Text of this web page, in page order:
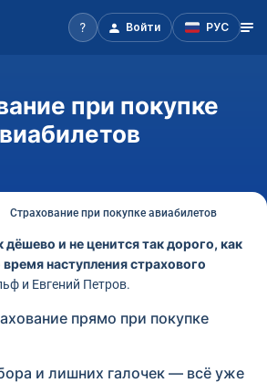
Войти РУС
при покупке
Страхование при покупке авиабилетов
дёшево и не ценится так дорого, как
наступления страхового
и Евгений Петров.
прямо при покупке
и лишних галочек — всё уже